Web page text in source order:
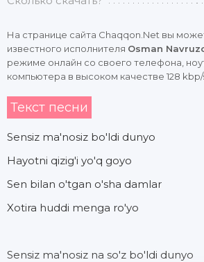
На странице сайта Chaqqon.Net вы
известного исполнителя Osman
режиме онлайн со своего телефона,
компьютера в высоком качестве 128 kbp/
Текст песни
Sensiz ma'nosiz bo'ldi dunyo
Hayotni qizig'i yo'q goyo
Sen bilan o'tgan o'sha damlar
Xotira huddi menga ro'yo
Sensiz ma'nosiz na so'z bo'ldi dunyo